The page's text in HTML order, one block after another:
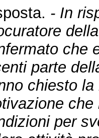
- In
che
parte
chiesto
per